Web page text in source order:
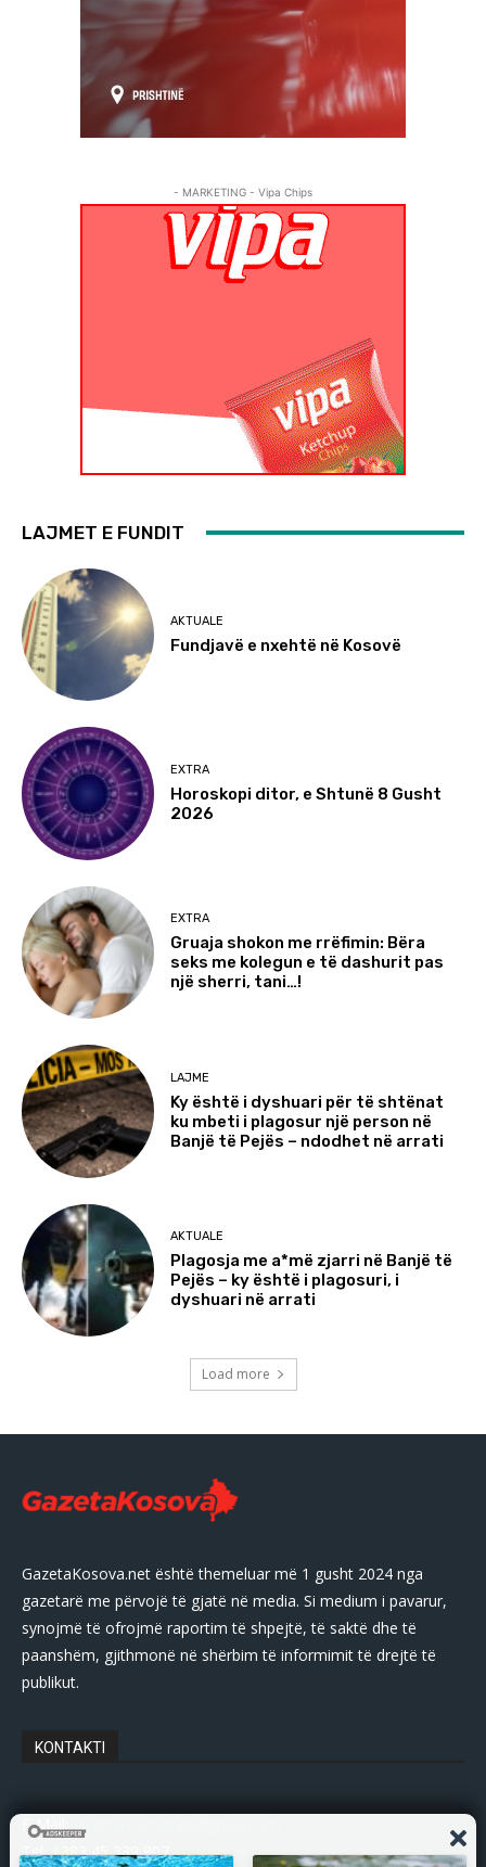
- MARKETING - Vipa Chips
LAJMET E FUNDIT
AKTUALE
Fundjavë e nxehtë në Kosovë
EXTRA
Horoskopi ditor, e Shtunë 8 Gusht
2026
EXTRA
Gruaja shokon me rrëfimin: Bëra
seks me kolegun e të dashurit pas
një sherri, tani…!
LAJME
Ky është i dyshuari për të shtënat
ku mbeti i plagosur një person në
Banjë të Pejës – ndodhet në arrati
AKTUALE
Plagosja me a*më zjarri në Banjë të
Pejës – ky është i plagosuri, i
dyshuari në arrati
Load more
GazetaKosova.net është themeluar më 1 gusht 2024 nga
gazetarë me përvojë të gjatë në media. Si medium i pavarur,
synojmë të ofrojmë raportim të shpejtë, të saktë dhe të
paanshëm, gjithmonë në shërbim të informimit të drejtë të
publikut.
KONTAKTI
E-Mail:gazetakosovanet@gmail.com
Tel: +383 45 339 807